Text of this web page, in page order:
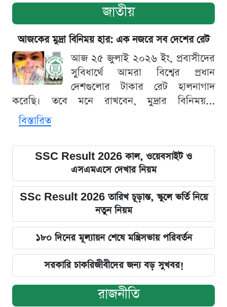
জাতীয়
আজকের মুদ্রা বিনিময় হার: এক নজরে সব দেশের রেট
আজ ২৫ জুলাই ২০২৬ ইং, প্রবাসীদের
সুবিধার্থে আমরা বিশ্বের প্রধান
দেশগুলোর টাকার রেট হালনাগাদ
করেছি। তবে মনে রাখবেন, মুদ্রার বিনিময়...
বিস্তারিত
SSC Result 2026 কাল, ওয়েবসাইট ও
এসএমএসে দেখার নিয়ম
SSc Result 2026 তারিখ চূড়ান্ত, স্কুলে ভর্তি নিয়ে
নতুন নিয়ম
১৮০ দিনের মূল্যায়ন শেষে মন্ত্রিসভায় পরিবর্তন
সরকারি চাকরিজীবীদের জন্য বড় সুখবর!
রাজনীতি